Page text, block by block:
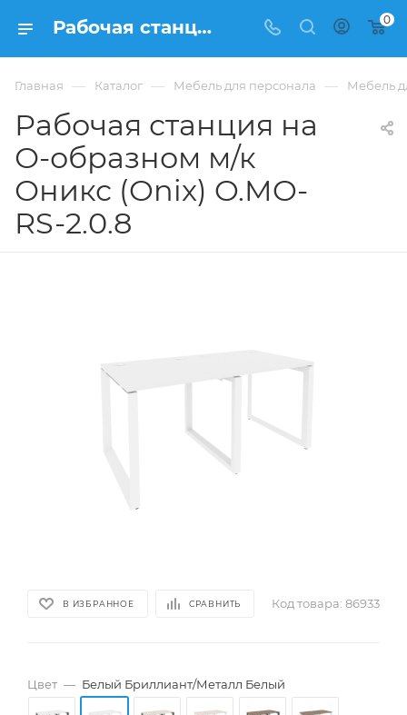
Рабочая станция на О-образном м/к Оникс (Onix) O.MO-RS-2.0.8 из ЛДСП купить в Москве, цена 34 968 ₽ - интернет-магазин ФРАНКОМ 0
Главная — Каталог — Мебель для персонала — Мебель
Рабочая станция на
О-образном м/к
Оникс (Onix) O.MO-
RS-2.0.8
В ИЗБРАННОЕ СРАВНИТЬ Код товара: 86933
Цвет — Белый Бриллиант/Металл Белый